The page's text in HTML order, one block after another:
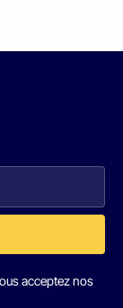
acceptez nos